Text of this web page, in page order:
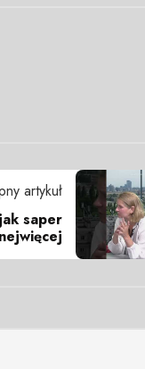
artykuł
saper